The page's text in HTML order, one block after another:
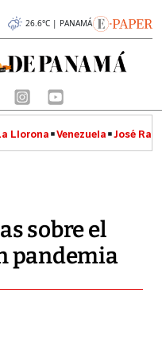
26.6°C | PANAMÁ
Llorona Venezuela José
sobre el
pandemia